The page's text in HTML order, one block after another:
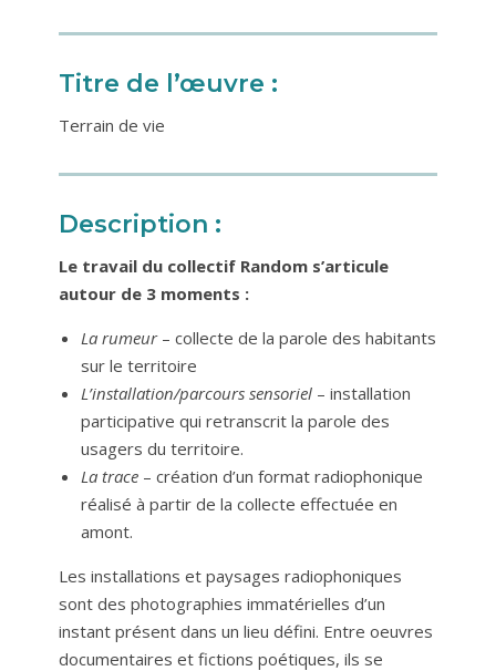
Titre de l’œuvre :
Terrain de vie
Description :
Le travail du collectif Random s’articule
autour de 3 moments :
La rumeur– collecte de la parole des habitants
sur le territoire
L’installation/parcours sensoriel– installation
participative qui retranscrit la parole des
usagers du territoire.
La trace– création d’un format radiophonique
réalisé à partir de la collecte effectuée en
amont.
Les installations et paysages radiophoniques
sont des photographies immatérielles d’un
instant présent dans un lieu défini. Entre oeuvres
documentaires et fictions poétiques, ils se